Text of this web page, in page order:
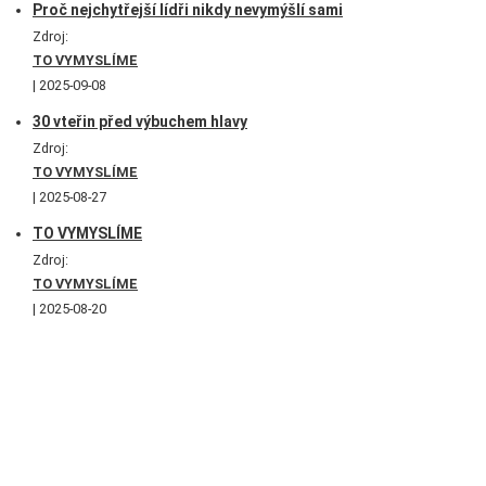
Proč nejchytřejší lídři nikdy nevymýšlí sami
Zdroj:
TO VYMYSLÍME
2025-09-08
30 vteřin před výbuchem hlavy
Zdroj:
TO VYMYSLÍME
2025-08-27
TO VYMYSLÍME
Zdroj:
TO VYMYSLÍME
2025-08-20